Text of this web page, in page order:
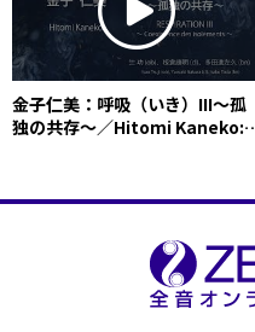
金子仁美：呼吸（いき）III～孤
独の共存～／Hitomi Kaneko: